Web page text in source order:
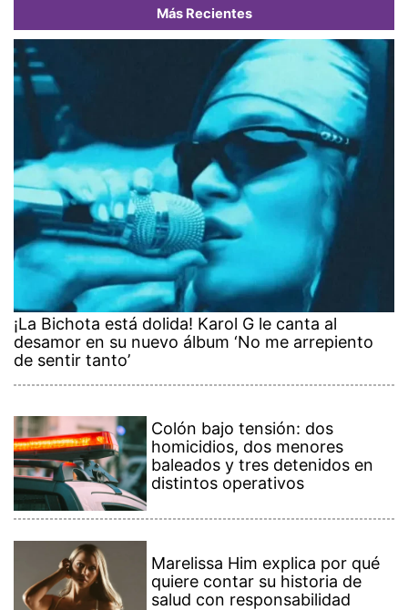
Más Recientes
¡La Bichota está dolida! Karol G le canta al
desamor en su nuevo álbum ‘No me arrepiento
de sentir tanto’
Colón bajo tensión: dos
homicidios, dos menores
baleados y tres detenidos en
distintos operativos
Marelissa Him explica por qué
quiere contar su historia de
salud con responsabilidad